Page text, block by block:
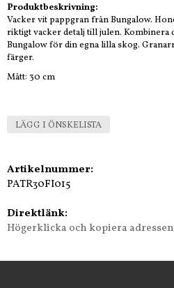
Produktbeskrivning:
Vacker vit pappgran från Bungalow.
riktigt vacker detalj till julen. Kombinera
Bungalow för din egna lilla skog.
färger.
Mått: 30 cm
LÄGG I ÖNSKELISTA
Artikelnummer:
PATR30FI015
Direktlänk:
Högerklicka och kopiera adressen